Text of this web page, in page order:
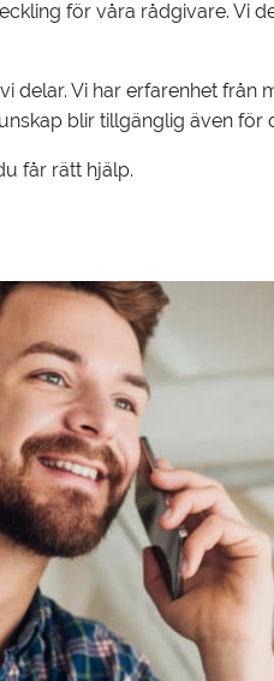
för våra rådgivare. Vi
delar. Vi har erfarenhet från
blir tillgänglig även för
får rätt hjälp.